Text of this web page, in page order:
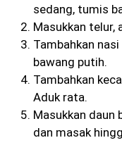
sedang, tumis
Masukkan telur,
Tambahkan
bawang putih.
Tambahkan
Aduk rata.
Masukkan daun
dan masak